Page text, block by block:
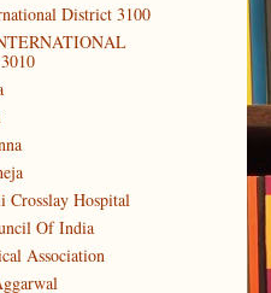
District 3100
Crosslay Hospital
Of India
Association